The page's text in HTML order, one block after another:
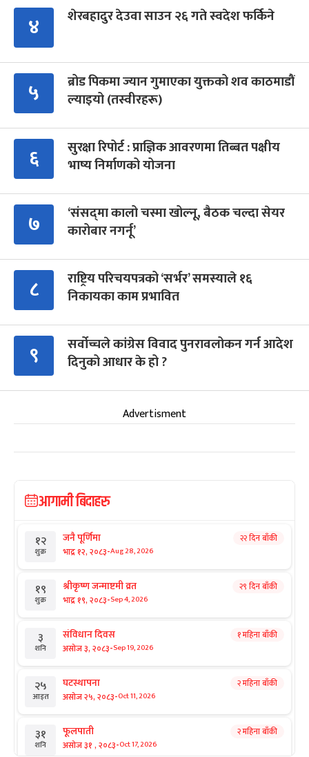
४ शेरबहादुर देउवा साउन २६ गते स्वदेश फर्किने
५
ब्रोड पिकमा ज्यान गुमाएका युक्तको शव काठमाडौं
ल्याइयो (तस्वीरहरू)
६
सुरक्षा रिपोर्ट : प्राज्ञिक आवरणमा तिब्बत पक्षीय
भाष्य निर्माणको योजना
७
‘संसद्‍मा कालो चस्मा खोल्नू, बैठक चल्दा सेयर
कारोबार नगर्नू’
८
राष्ट्रिय परिचयपत्रको ‘सर्भर’ समस्याले १६
निकायका काम प्रभावित
९
सर्वोच्चले कांग्रेस विवाद पुनरावलोकन गर्न आदेश
दिनुको आधार के हो ?
Advertisment
आगामी बिदाहरु
१२
शुक्र
जनै पूर्णिमा
भाद्र १२, २०८३-Aug 28, 2026
२२ दिन बाँकी
१९
शुक्र
श्रीकृष्ण जन्माष्टमी व्रत
भाद्र १९, २०८३-Sep 4, 2026
२९ दिन बाँकी
३
शनि
संविधान दिवस
असोज ३, २०८३-Sep 19, 2026
१ महिना बाँकी
२५
आइत
घटस्थापना
असोज २५, २०८३-Oct 11, 2026
२ महिना बाँकी
३१
शनि
फूलपाती
असोज ३१ , २०८३-Oct 17, 2026
२ महिना बाँकी